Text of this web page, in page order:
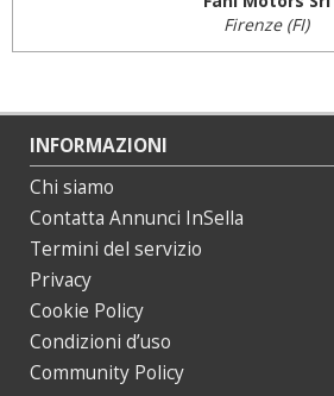
Firenze (FI)
INFORMAZIONI
Chi siamo
Contatta Annunci InSella
Termini del servizio
Privacy
Cookie Policy
Condizioni d’uso
Community Policy